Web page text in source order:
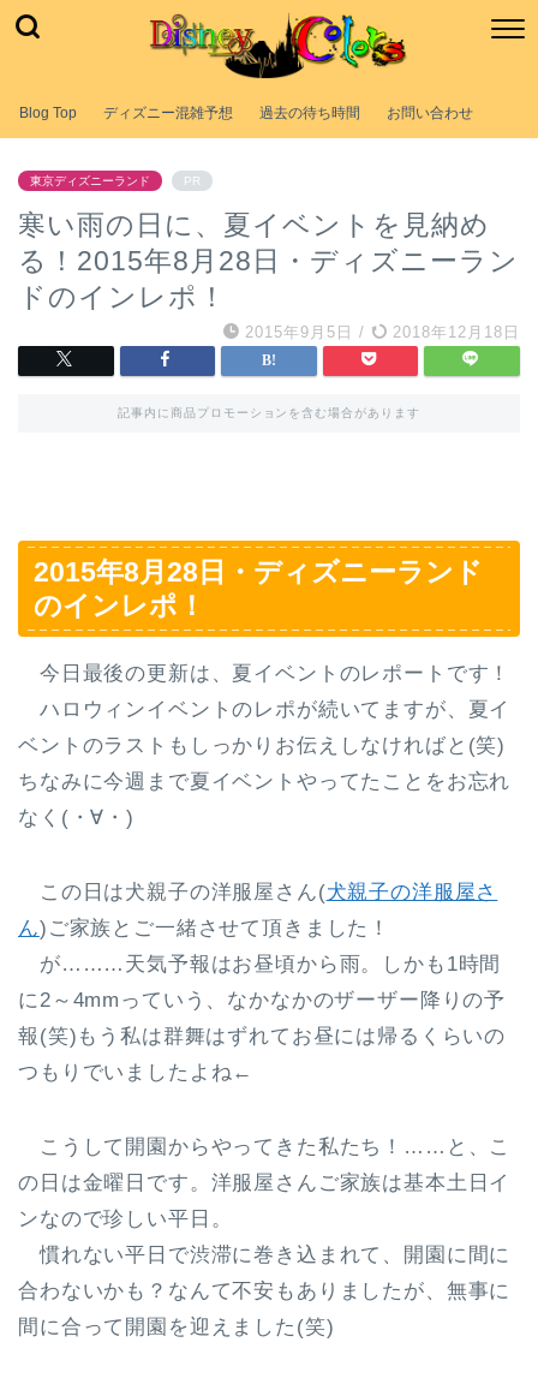
Blog Top ディズニー混雑予想 過去の待ち時間 お問い合わせ
東京ディズニーランド PR
寒い雨の日に、夏イベントを見納め
る！2015年8月28日・ディズニーラン
ドのインレポ！
2015年9月5日 / 2018年12月18日
記事内に商品プロモーションを含む場合があります
2015年8月28日・ディズニーランド
のインレポ！
今日最後の更新は、夏イベントのレポートです！
ハロウィンイベントのレポが続いてますが、夏イ
ベントのラストもしっかりお伝えしなければと(笑)
ちなみに今週まで夏イベントやってたことをお忘れ
なく(・∀・)
この日は犬親子の洋服屋さん(犬親子の洋服屋さ
ん)ご家族とご一緒させて頂きました！
が………天気予報はお昼頃から雨。しかも1時間
に2～4mmっていう、なかなかのザーザー降りの予
報(笑)もう私は群舞はずれてお昼には帰るくらいの
つもりでいましたよね←
こうして開園からやってきた私たち！……と、こ
の日は金曜日です。洋服屋さんご家族は基本土日イ
ンなので珍しい平日。
慣れない平日で渋滞に巻き込まれて、開園に間に
合わないかも？なんて不安もありましたが、無事に
間に合って開園を迎えました(笑)